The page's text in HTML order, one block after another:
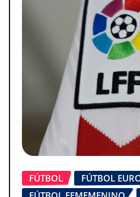
FÚTBOL
FÚTBOL